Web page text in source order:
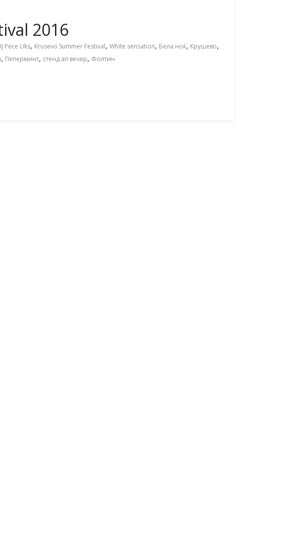
2016
Pece Uks, Krusevo Summer Festival, White sensation, Бела ноќ, Крушево,
, Пеперминт, стенд ап вечер, Фолтин